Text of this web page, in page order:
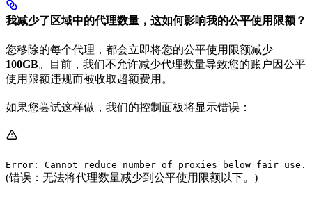
我减少了区域中的代理数量，这如何影响我的公平使用限额？
您移除的每个代理，都会立即将您的公平使用限额减少
100GB。目前，我们不允许减少代理数量导致您的账户因公平
使用限额违规而被收取超额费用。
如果您尝试这样做，我们的控制面板将显示错误：
Error: Cannot reduce number of proxies below fair use.
(错误：无法将代理数量减少到公平使用限额以下。)